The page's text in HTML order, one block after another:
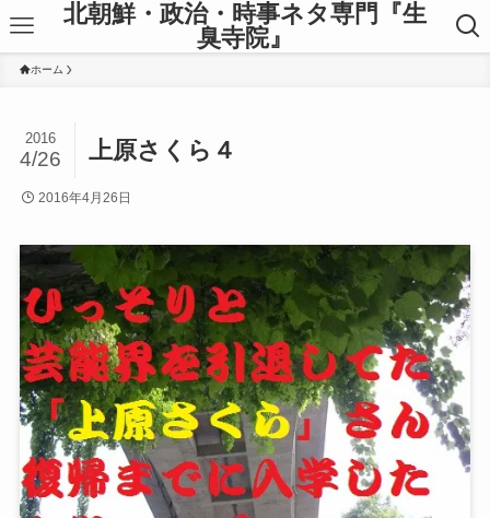
北朝鮮・政治・時事ネタ専門『生
臭寺院』
ホーム
上原さくら４
2016
4/26
2016年4月26日